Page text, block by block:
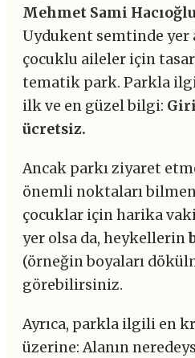
Mehmet Sami
Uydukent semtinde yer
çocuklu aileler için
tematik park. Parkla
ilk ve en güzel bilgi:
ücretsiz.
Ancak parkı ziyaret
önemli noktaları
çocuklar için harika
yer olsa da, heykellerin
(örneğin boyaları
görebilirsiniz.
Ayrıca, parkla ilgili en
üzerine: Alanın